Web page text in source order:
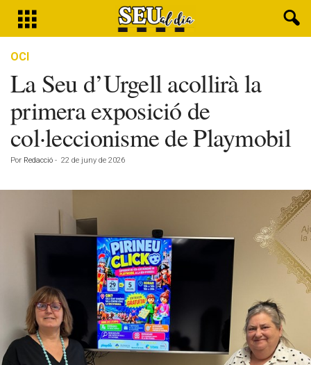
OCI
La Seu d’Urgell acollirà la
primera exposició de
col·leccionisme de Playmobil
Por Redacció - 22 de juny de 2026